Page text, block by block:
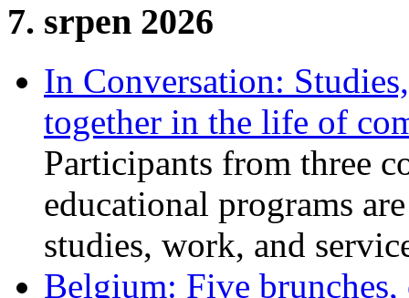
7. srpen 2026
In Conversation:
together in the life of
Participants from three
educational programs
studies, work, and
Belgium: Five